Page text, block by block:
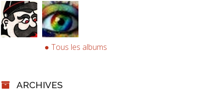
Tous les albums
ARCHIVES